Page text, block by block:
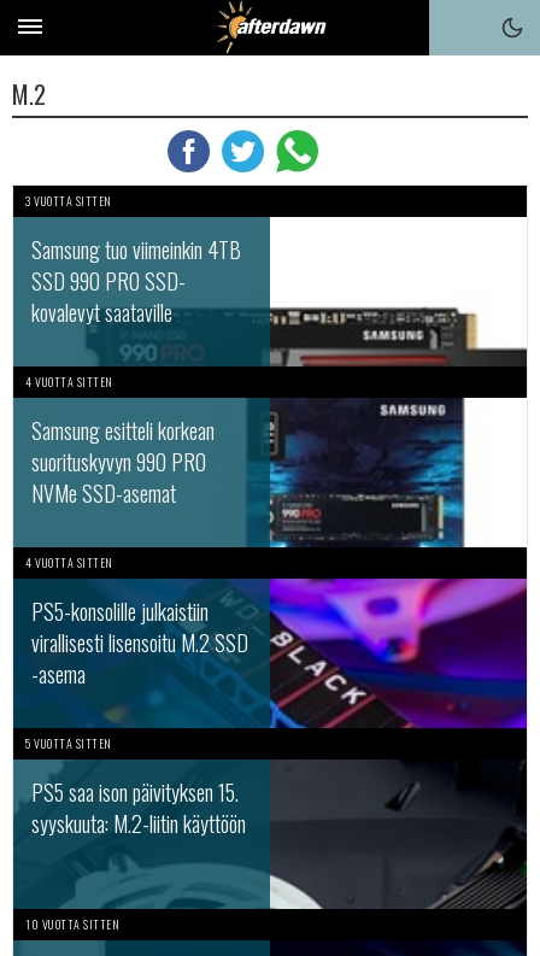
M.2
3 VUOTTA SITTEN
Samsung tuo viimeinkin 4TB
SSD 990 PRO SSD-
kovalevyt saataville
4 VUOTTA SITTEN
Samsung esitteli korkean
suorituskyvyn 990 PRO
NVMe SSD-asemat
4 VUOTTA SITTEN
PS5-konsolille julkaistiin
virallisesti lisensoitu M.2 SSD
-asema
5 VUOTTA SITTEN
PS5 saa ison päivityksen 15.
syyskuuta: M.2-liitin käyttöön
10 VUOTTA SITTEN